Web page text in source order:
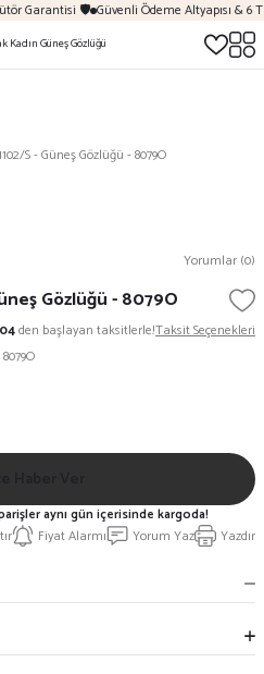
Garantisi 🛡️ Güvenli Ödeme Altyapısı & 6
S - Güneş Gözlüğü - 8079O
Yorumlar (0)
Gözlüğü - 8079O
den başlayan taksitlerle!Taksit Seçenekleri
Fiyat Alarmı Yorum Yaz Yazdır
aynı gün içerisinde kargoda!